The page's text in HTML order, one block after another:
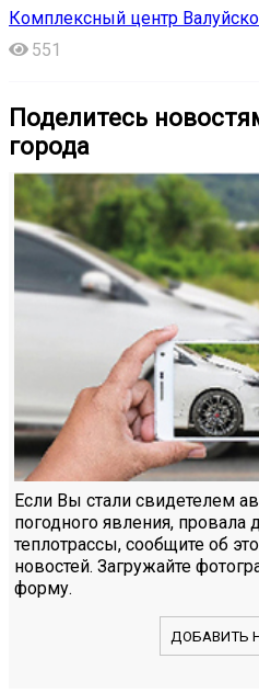
Комплексный центр
551
Поделитесь
города
Если Вы стали свидетелем
погодного явления, провала
теплотрассы, сообщите об
новостей. Загружайте
форму.
ДОБАВИТЬ